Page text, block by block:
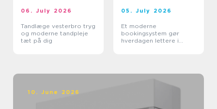
06. July 2026
Tandlæge vesterbro tryg
og moderne tandpleje
tæt på dig
05. July 2026
Et moderne
bookingsystem gør
hverdagen lettere i
10. June 2026